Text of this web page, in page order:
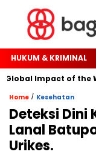
HUKUM & KRIMINAL
Impact of the
Home / Kesehatan
Deteksi Dini
Lanal
Urikes.